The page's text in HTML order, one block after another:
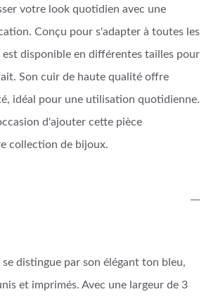
votre look quotidien avec une
Conçu pour s'adapter à toutes les
est disponible en différentes tailles pour
Son cuir de haute qualité offre
idéal pour une utilisation quotidienne.
d'ajouter cette pièce
collection de bijoux.
distingue par son élégant ton bleu,
et imprimés. Avec une largeur de 3